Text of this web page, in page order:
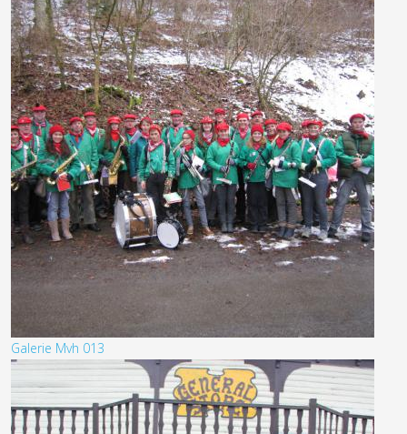
Galerie Mvh 013